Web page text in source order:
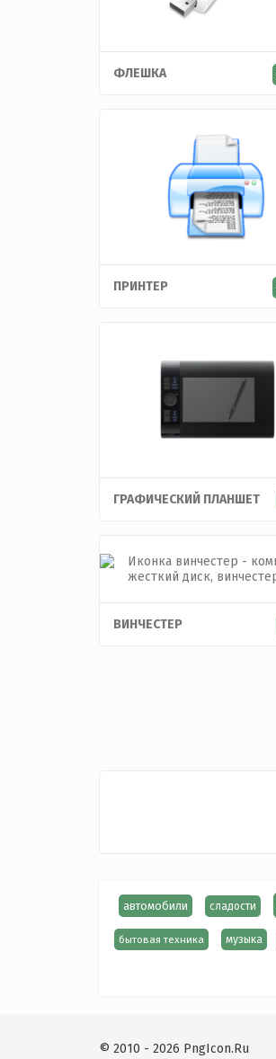
ФЛЕШКА
ПРИНТЕР
ГРАФИЧЕСКИЙ ПЛАНШЕТ
ВИНЧЕСТЕР
автомобили сладости
бытовая техника музыка
© 2010 - 2026 PngIcon.Ru